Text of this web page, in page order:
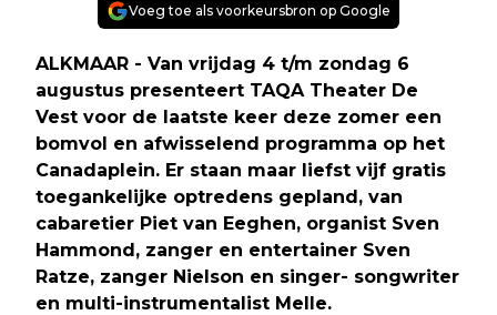
Voeg toe als voorkeursbron op Google
ALKMAAR - Van vrijdag 4 t/m zondag 6
augustus presenteert TAQA Theater De
Vest voor de laatste keer deze zomer een
bomvol en afwisselend programma op het
Canadaplein. Er staan maar liefst vijf gratis
toegankelijke optredens gepland, van
cabaretier Piet van Eeghen, organist Sven
Hammond, zanger en entertainer Sven
Ratze, zanger Nielson en singer- songwriter
en multi-instrumentalist Melle.